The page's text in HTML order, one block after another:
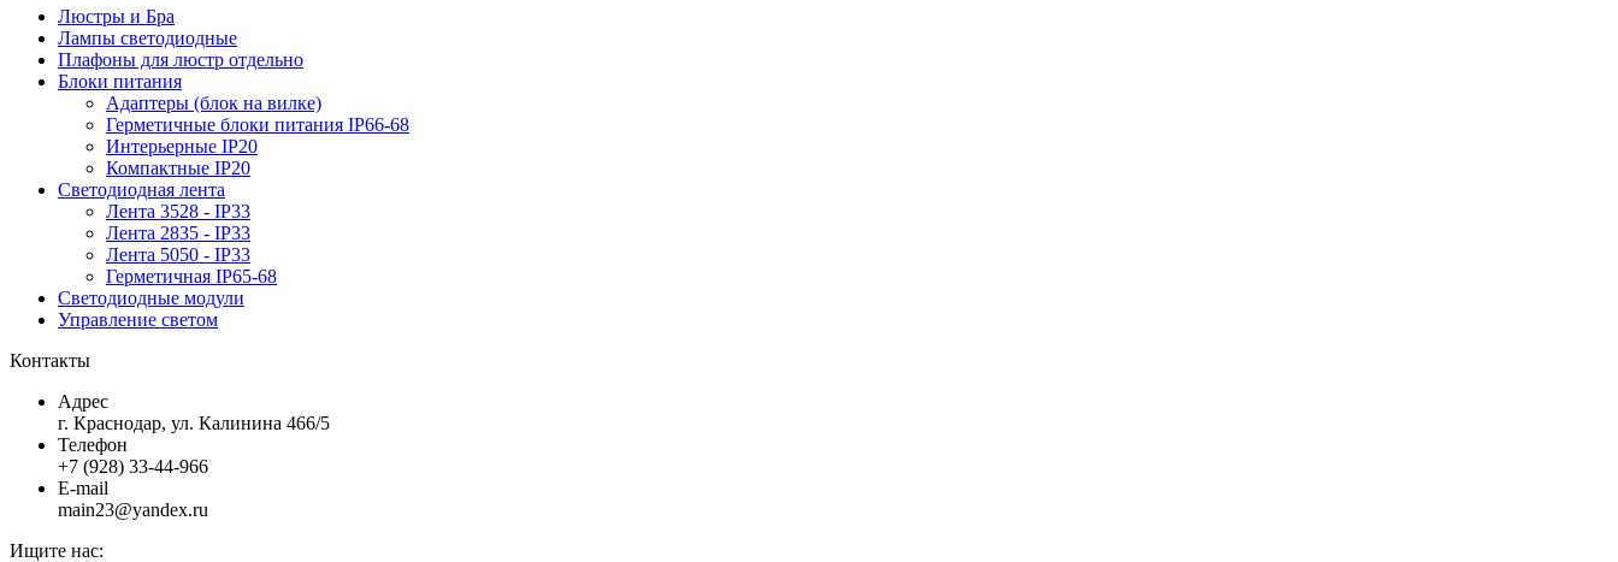
Люстры и Бра
Лампы светодиодные
Плафоны для люстр отдельно
Блоки питания
Адаптеры (блок на вилке)
Герметичные блоки питания IP66-68
Интерьерные IP20
Компактные IP20
Светодиодная лента
Лента 3528 - IP33
Лента 2835 - IP33
Лента 5050 - IP33
Герметичная IP65-68
Светодиодные модули
Управление светом
Контакты
Адрес
г. Краснодар, ул. Калинина 466/5
Телефон
+7 (928) 33-44-966
E-mail
main23@yandex.ru
Ищите нас: